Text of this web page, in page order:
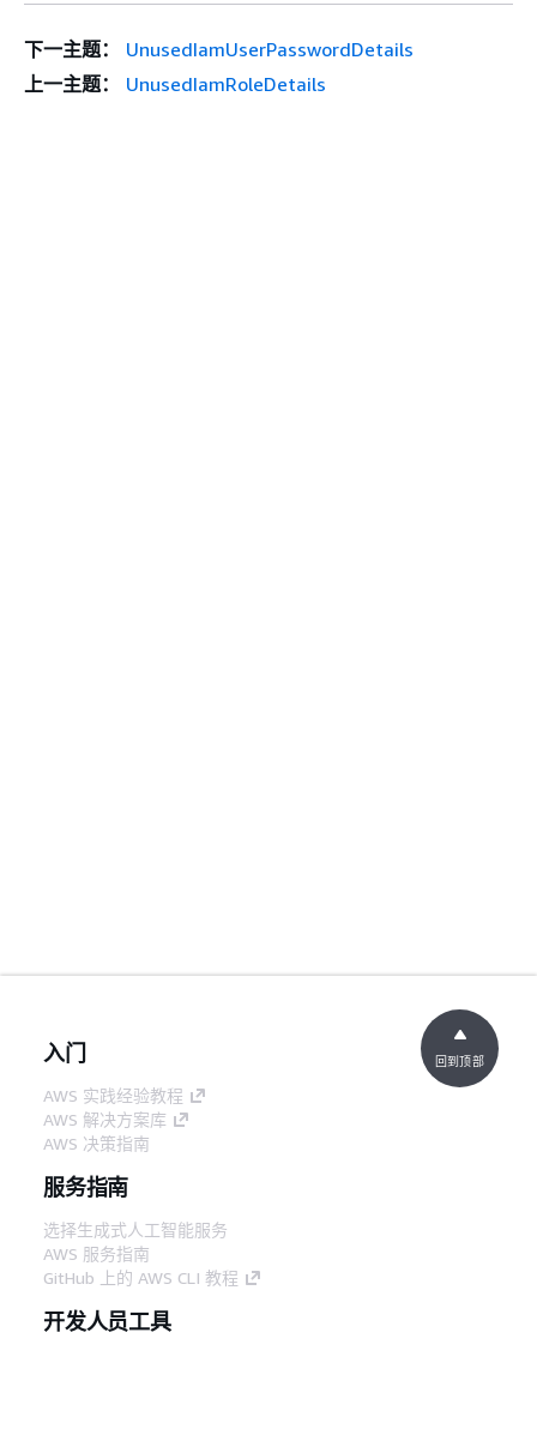
下一主题：
UnusedIamUserPasswordDetails
上一主题：
UnusedIamRoleDetails
入门
AWS 实践经验教程
AWS 解决方案库
AWS 决策指南
服务指南
选择生成式人工智能服务
AWS 服务指南
GitHub 上的 AWS CLI 教程
开发人员工具
回到顶部